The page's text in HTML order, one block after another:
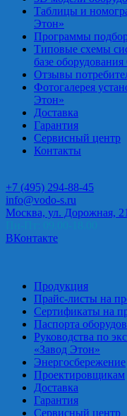
Таблицы и
Этон»
Программы
Типовые схемы
базе
Отзывы
Фотогалерея
Этон»
Доставка
Гарантия
Сервисный центр
Контакты
+7 (495) 294-88-45
info@vodo-s.ru
Москва, ул. Дорожная,
ВКонтакте
Продукция
Прайс-листы на
Сертификаты на
Паспорта
Руководства по
«Завод Этон»
Энергосбережение
Проектировщикам
Доставка
Гарантия
Сервисный центр